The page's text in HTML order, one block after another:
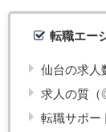
転職エー
仙台の求人
求人の質
転職サポ